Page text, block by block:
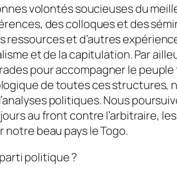
volontés soucieuses du
des colloques et des
ressources et d’autres
et de la capitulation. Par
pour accompagner le
de toutes ces structures,
politiques. Nous
au front contre l’arbitraire,
beau pays le Togo.
politique ?